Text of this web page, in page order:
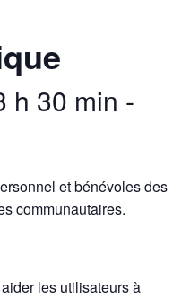
h 30 min -
et bénévoles des
communautaires.
les utilisateurs à